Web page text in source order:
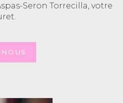
Seron Torrecilla, votre